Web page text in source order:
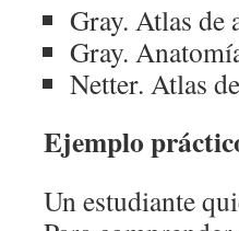
Gray. Atlas de
Gray.
Netter. Atlas
Ejemplo
Un estudiante